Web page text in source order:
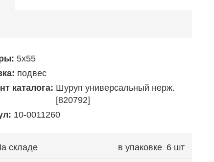
5х55
подвес
каталога: Шуруп универсальный нерж.
[820792]
10-0011260
складе в упаковке 6 шт